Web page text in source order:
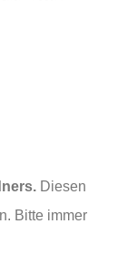
Diesen
Bitte immer